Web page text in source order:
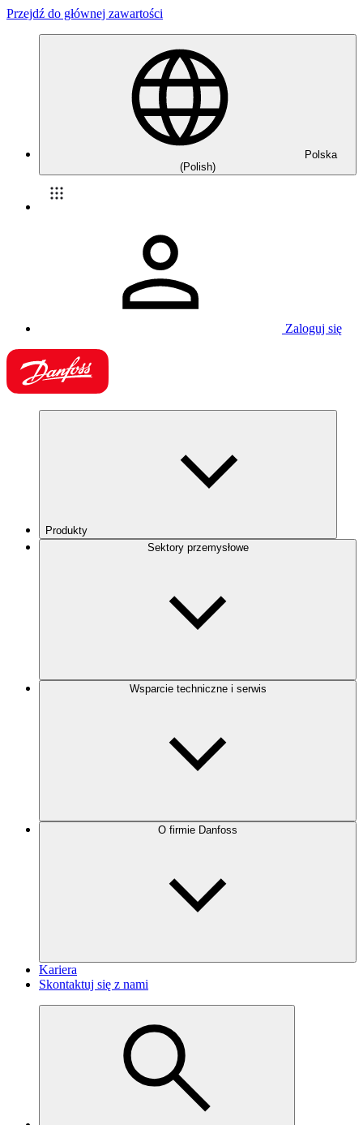
Przejdź do głównej zawartości
Polska
(Polish)
Zaloguj się
Produkty
Sektory przemysłowe
Wsparcie techniczne i serwis
O firmie Danfoss
Kariera
Skontaktuj się z nami